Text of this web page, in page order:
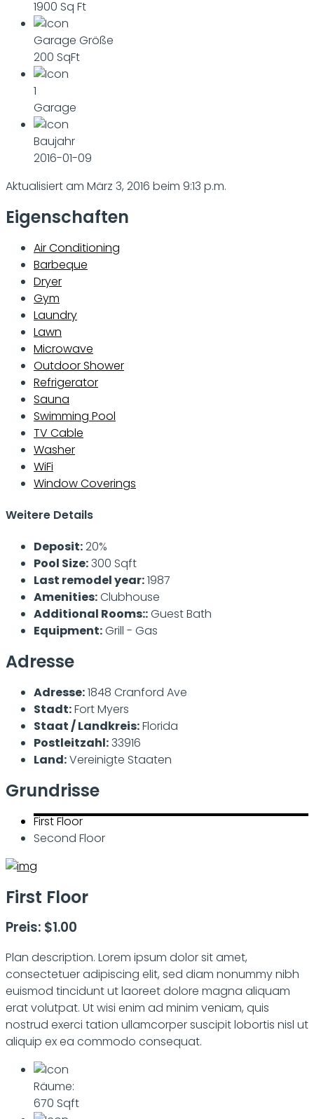
1900 Sq Ft
Garage Größe
200 SqFt
1
Garage
Baujahr
2016-01-09
Aktualisiert am März 3, 2016 beim 9:13 p.m.
Eigenschaften
Air Conditioning
Barbeque
Dryer
Gym
Laundry
Lawn
Microwave
Outdoor Shower
Refrigerator
Sauna
Swimming Pool
TV Cable
Washer
WiFi
Window Coverings
Weitere Details
Deposit:20%
Pool Size:300 Sqft
Last remodel year:1987
Amenities:Clubhouse
Additional Rooms::Guest Bath
Equipment:Grill - Gas
Adresse
Adresse:1848 Cranford Ave
Stadt:Fort Myers
Staat / Landkreis:Florida
Postleitzahl:33916
Land:Vereinigte Staaten
Grundrisse
First Floor
Second Floor
First Floor
Preis: $1.00
Plan description. Lorem ipsum dolor sit amet,
consectetuer adipiscing elit, sed diam nonummy nibh
euismod tincidunt ut laoreet dolore magna aliquam
erat volutpat. Ut wisi enim ad minim veniam, quis
nostrud exerci tation ullamcorper suscipit lobortis nisl ut
aliquip ex ea commodo consequat.
Räume:
670 Sqft